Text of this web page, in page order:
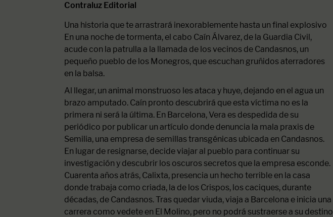
Contraluz Editorial
Una historia que te arrastrará inexorablemente hasta un final explosivo
En una noche de tormenta, el cabo Caín Álvarez, de la Guardia Civil,
acude con la patrulla a la llamada de los vecinos de Candasnos, un
pequeño pueblo de los Monegros, que escuchan gruñidos aterradores
en la balsa.
Al llegar, un animal monstruoso les ataca y huye, dejando en el agua un
brazo amputado. Caín pronto descubrirá que esta víctima no es la
primera ni será la última. En Barcelona, Vera es despedida de su
periódico por publicar un artículo donde denuncia la mala praxis de
Semilia, una empresa de semillas transgénicas ubicada en Candasnos.
En lugar de resignarse, decide viajar al pueblo para continuar su
investigación y descubrir los oscuros secretos que la empresa esconde.
Cuarenta años atrás, Calixta, presencia un hecho terrible en la casa
donde trabaja como criada, la de los Crispos, los caciques, durante
décadas, de Candasnos. Tras quedar viuda, viaja a Barcelona e inicia una
carrera como vedete en El Molino, pero no podrá sustraerse a su destino